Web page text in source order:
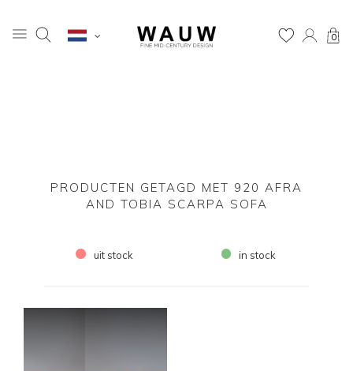
0
PRODUCTEN GETAGD MET 920 AFRA
AND TOBIA SCARPA SOFA
uit stock in stock